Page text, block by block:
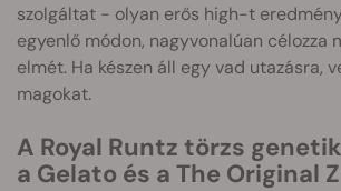
szolgáltat - olyan erős high-t
egyenlő módon, nagyvonalúan célozza
elmét. Ha készen áll egy vad utazásra,
magokat.
A Royal Runtz törzs
a Gelato és a The Original